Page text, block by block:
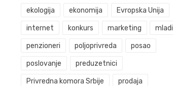
ekologija ekonomija Evropska Unija
internet konkurs marketing mladi
penzioneri poljoprivreda posao
poslovanje preduzetnici
Privredna komora Srbije prodaja